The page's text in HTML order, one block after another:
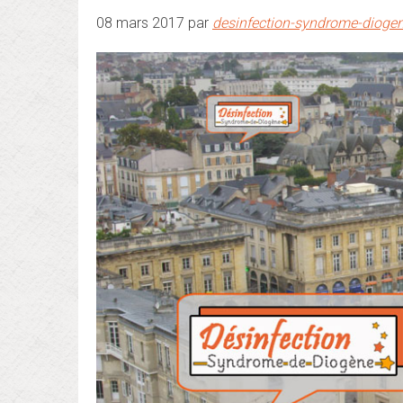
08 mars 2017 par desinfection-syndrome-